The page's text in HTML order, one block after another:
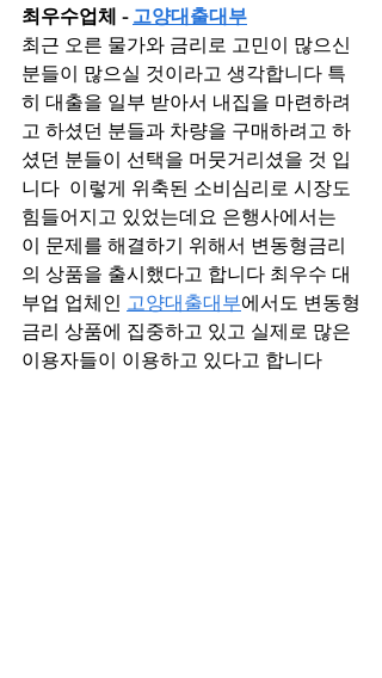
최우수업체 - 고양대출대부
최근 오른 물가와 금리로 고민이 많으신
분들이 많으실 것이라고 생각합니다 특
히 대출을 일부 받아서 내집을 마련하려
고 하셨던 분들과 차량을 구매하려고 하
셨던 분들이 선택을 머뭇거리셨을 것 입
니다  이렇게 위축된 소비심리로 시장도
힘들어지고 있었는데요 은행사에서는
이 문제를 해결하기 위해서 변동형금리
의 상품을 출시했다고 합니다 최우수 대
부업 업체인 고양대출대부에서도 변동형
금리 상품에 집중하고 있고 실제로 많은
이용자들이 이용하고 있다고 합니다